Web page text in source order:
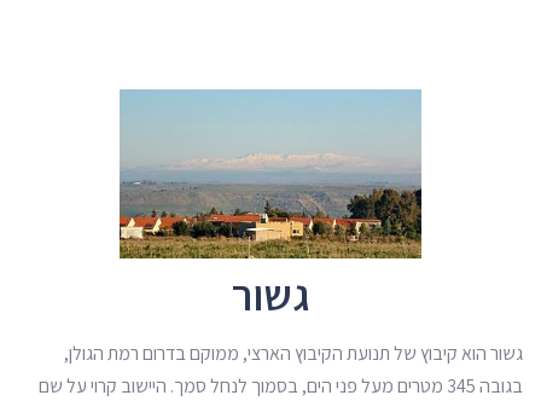
גשור
גשור הוא קיבוץ של תנועת הקיבוץ הארצי, ממוקם בדרום רמת הגולן,
בגובה 345 מטרים מעל פני הים, בסמוך לנחל סמך. היישוב קרוי על שם